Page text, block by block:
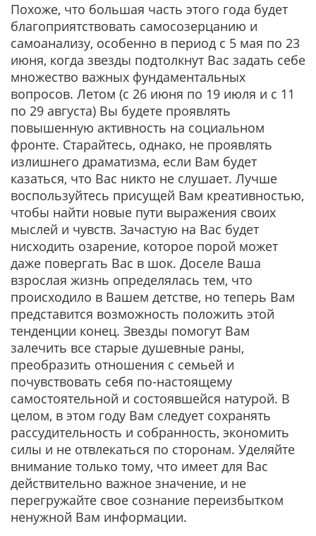
Похоже, что большая часть этого года будет
благоприятствовать самосозерцанию и
самоанализу, особенно в период с 5 мая по 23
июня, когда звезды подтолкнут Вас задать себе
множество важных фундаментальных
вопросов. Летом (с 26 июня по 19 июля и с 11
по 29 августа) Вы будете проявлять
повышенную активность на социальном
фронте. Старайтесь, однако, не проявлять
излишнего драматизма, если Вам будет
казаться, что Вас никто не слушает. Лучше
воспользуйтесь присущей Вам креативностью,
чтобы найти новые пути выражения своих
мыслей и чувств. Зачастую на Вас будет
нисходить озарение, которое порой может
даже повергать Вас в шок. Доселе Ваша
взрослая жизнь определялась тем, что
происходило в Вашем детстве, но теперь Вам
представится возможность положить этой
тенденции конец. Звезды помогут Вам
залечить все старые душевные раны,
преобразить отношения с семьей и
почувствовать себя по-настоящему
самостоятельной и состоявшейся натурой. В
целом, в этом году Вам следует сохранять
рассудительность и собранность, экономить
силы и не отвлекаться по сторонам. Уделяйте
внимание только тому, что имеет для Вас
действительно важное значение, и не
перегружайте свое сознание переизбытком
ненужной Вам информации.